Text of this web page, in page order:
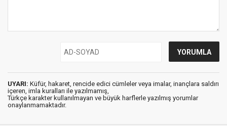
UYARI: Küfür, hakaret, rencide edici cümleler veya imalar, inançlara saldırı
içeren, imla kuralları ile yazılmamış,
Türkçe karakter kullanılmayan ve büyük harflerle yazılmış yorumlar
onaylanmamaktadır.